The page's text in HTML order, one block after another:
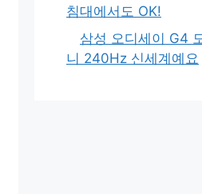
침대에서도 OK!
삼성 오디세이 G4
니 240Hz 신세계예요